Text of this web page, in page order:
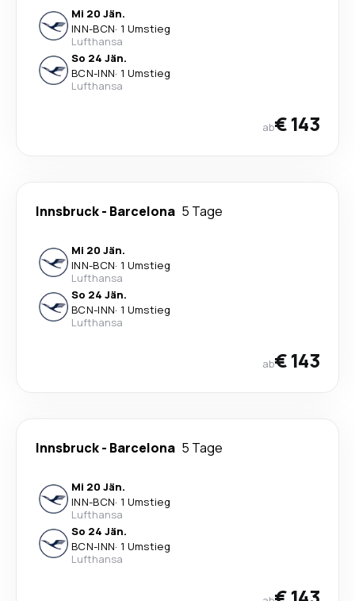
Mi 20 Jän.
INN-BCN· 1 Umstieg
Lufthansa
So 24 Jän.
BCN-INN· 1 Umstieg
Lufthansa
ab€ 143
Innsbruck- Barcelona 5 Tage
Mi 20 Jän.
INN-BCN· 1 Umstieg
Lufthansa
So 24 Jän.
BCN-INN· 1 Umstieg
Lufthansa
ab€ 143
Innsbruck- Barcelona 5 Tage
Mi 20 Jän.
INN-BCN· 1 Umstieg
Lufthansa
So 24 Jän.
BCN-INN· 1 Umstieg
Lufthansa